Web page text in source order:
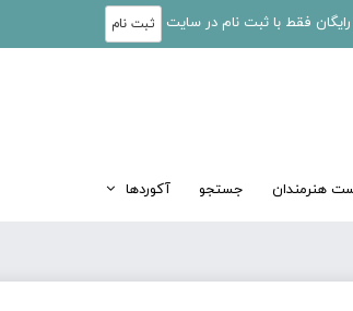
ثبت نام
هنرمندان جستجو آکوردها